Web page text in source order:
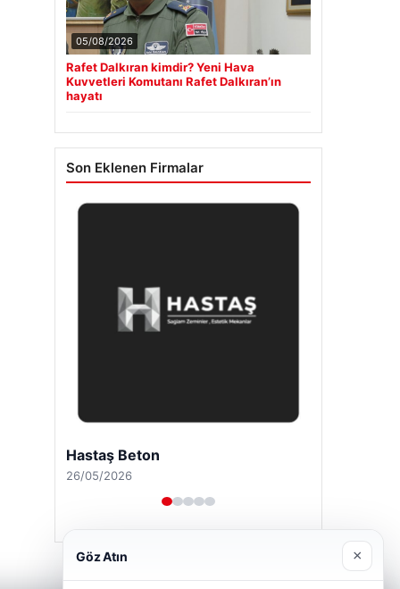
05/08/2026
Rafet Dalkıran kimdir? Yeni Hava
Kuvvetleri Komutanı Rafet Dalkıran’ın
hayatı
Son Eklenen Firmalar
Hastaş Beton
26/05/2026
Göz Atın ×